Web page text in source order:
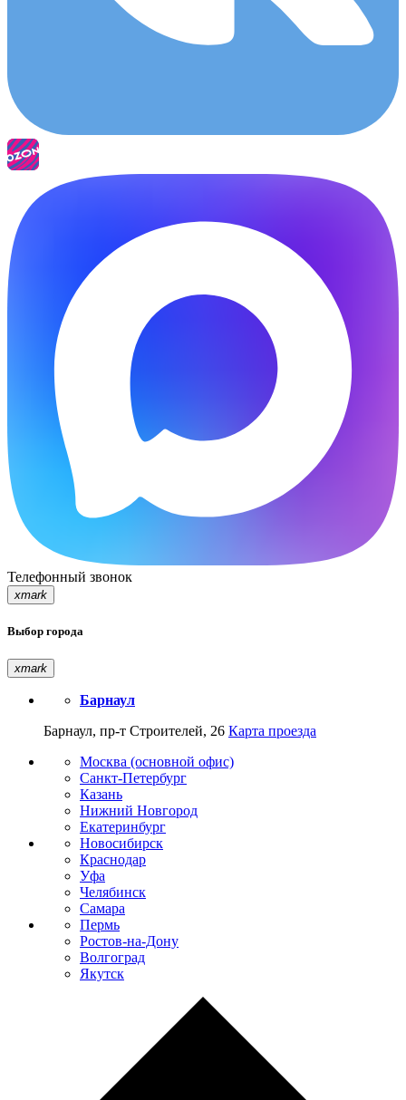
Телефонный звонок
xmark
Выбор города
xmark
Барнаул
Барнаул, пр-т Строителей, 26 Карта проезда
Москва (основной офис)
Санкт-Петербург
Казань
Нижний Новгород
Екатеринбург
Новосибирск
Краснодар
Уфа
Челябинск
Самара
Пермь
Ростов-на-Дону
Волгоград
Якутск